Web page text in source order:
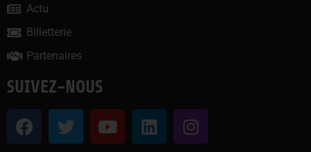
Actu
Billetterie
Partenaires
SUIVEZ-NOUS